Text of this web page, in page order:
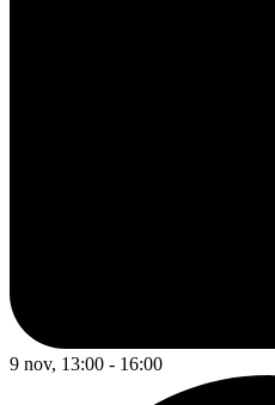
9 nov, 13:00 - 16:00